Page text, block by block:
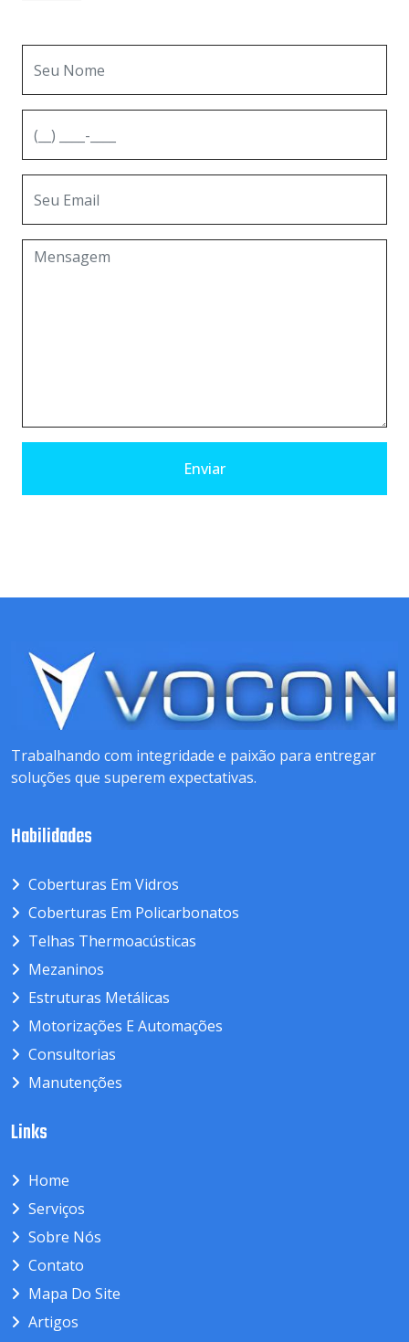
Enviar
Trabalhando com integridade e paixão para entregar
soluções que superem expectativas.
Habilidades
Coberturas Em Vidros
Coberturas Em Policarbonatos
Telhas Thermoacústicas
Mezaninos
Estruturas Metálicas
Motorizações E Automações
Consultorias
Manutenções
Links
Home
Serviços
Sobre Nós
Contato
Mapa Do Site
Artigos